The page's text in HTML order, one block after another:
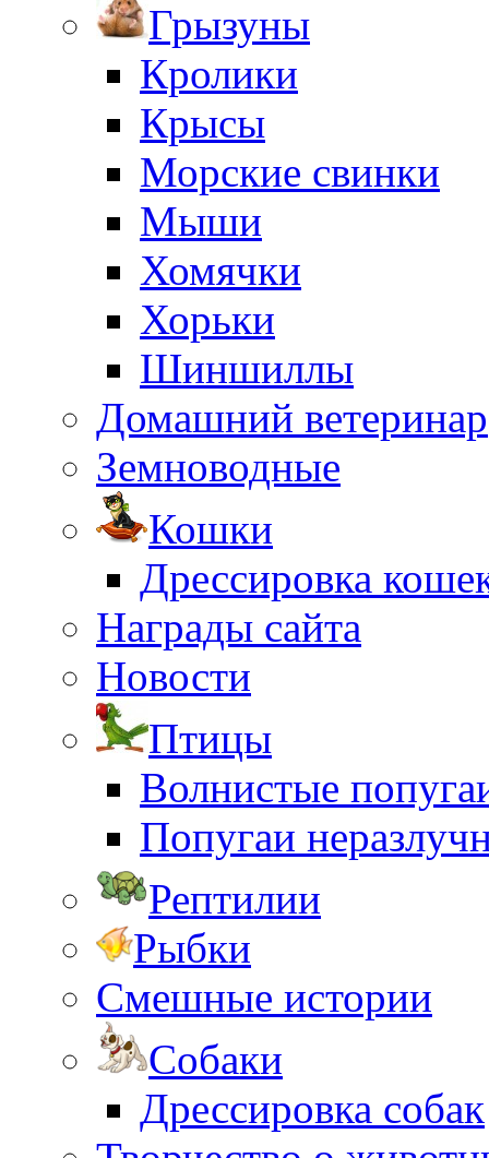
Грызуны
Кролики
Крысы
Морские свинки
Мыши
Хомячки
Хорьки
Шиншиллы
Домашний ветеринар
Земноводные
Кошки
Дрессировка
Награды сайта
Новости
Птицы
Волнистые
Попугаи
Рептилии
Рыбки
Смешные истории
Собаки
Дрессировка собак